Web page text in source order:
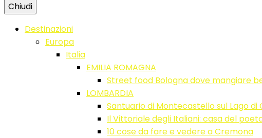
Chiudi
Destinazioni
Europa
Italia
EMILIA ROMAGNA
Street food Bologna dove mangiare
LOMBARDIA
Santuario di Montecastello sul Lago di
Il Vittoriale degli Italiani: casa del
10 cose da fare e vedere a Cremona